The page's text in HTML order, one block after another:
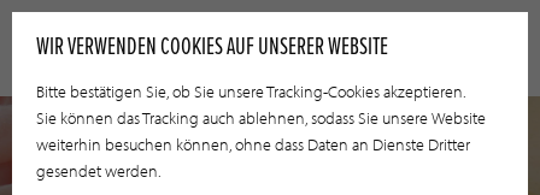
WIR VERWENDEN COOKIES AUF UNSERER WEBSITE
Bitte bestätigen Sie, ob Sie unsere Tracking-Cookies akzeptieren.
Sie können das Tracking auch ablehnen, sodass Sie unsere Website
weiterhin besuchen können, ohne dass Daten an Dienste Dritter
gesendet werden.